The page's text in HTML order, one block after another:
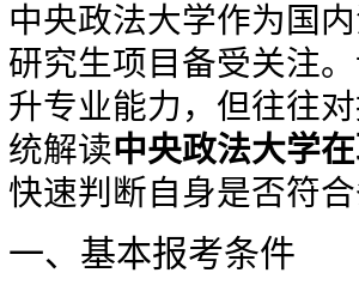
中央政法大学作为国
研究生项目备受关注
升专业能力，但往往
统解读中央政法大学
快速判断自身是否符
一、基本报考条件